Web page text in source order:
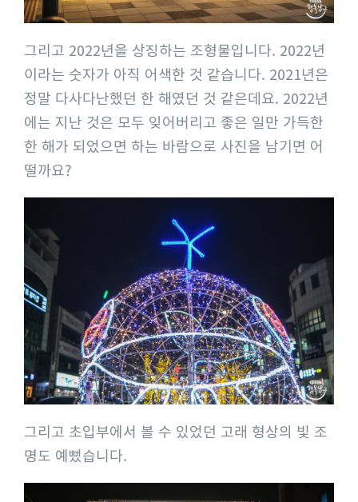
그리고 2022년을 상징하는 조형물입니다. 2022년
이라는 숫자가 아직 어색한 것 같습니다. 2021년은
정말 다사다난했던 한 해였던 것 같은데요. 2022년
에는 지난 것은 모두 잊어버리고 좋은 일만 가득한
한 해가 되었으면 하는 바람으로 사진을 남기면 어
떨까요?
그리고 초입부에서 볼 수 있었던 고래 형상의 빛 조
명도 예뻤습니다.